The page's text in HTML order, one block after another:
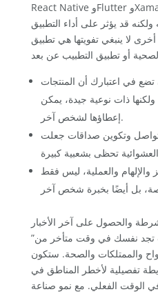
React Native وFlutter وXamarin. يقلل هذا الأسلوب من
ولكنه قد يؤثر على أداء التطبيق
لا ينبغي تفويتها هي تطبيق
في اعتبارك أن المنتجات
ذات نوعية جيدة، يمكن
إعطاؤها لشخص آخر.
وتكوين صداقات جعلت
والإلهام والعملية، ليس فقط
والحصول على آخر الأخبار
تجد نفسك في وقت متأخر من”
والممتلكات والصحة. ستكون
تفصيلية لأخطر المناطق في
الوقت الفعلي. مع نمو صناعة